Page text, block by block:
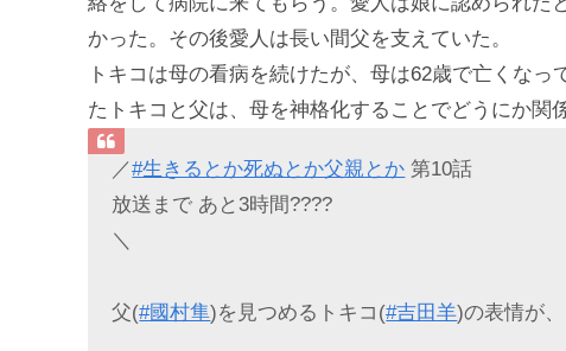
かった。その後愛人は長い間父を支えていた。
トキコは母の看病を続けたが、母は62歳で亡くな
たトキコと父は、母を神格化することでどうにか関
／#生きるとか死ぬとか父親とか 第10話
放送まで あと3時間????
＼
父(#國村隼)を見つめるトキコ(#吉田羊)の表情が